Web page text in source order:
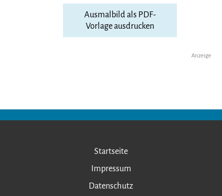
Ausmalbild als PDF-
Vorlage ausdrucken
Anzeige
Startseite
Impressum
Datenschutz